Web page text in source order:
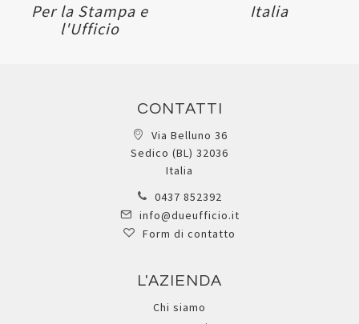
Per la Stampa e
l'Ufficio
Italia
CONTATTI
Via Belluno 36
Sedico (BL) 32036
Italia
0437 852392
info@dueufficio.it
Form di contatto
L'AZIENDA
Chi siamo